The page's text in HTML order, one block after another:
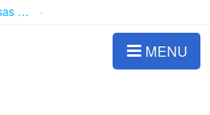
Bolsas e Auxílios Vigentes
MENU